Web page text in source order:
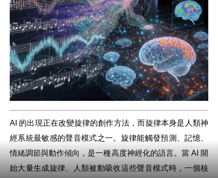
AI 的出現正在改變旋律的創作方法，而旋律本身是人類神
經系統最敏感的聲音模式之一。旋律能觸發預測、記憶、
情緒調節與動作傾向，是一種高度神經化的語言。當 AI 開
始大量生成旋律、人類被動吸收這些聲音模式時，一個核